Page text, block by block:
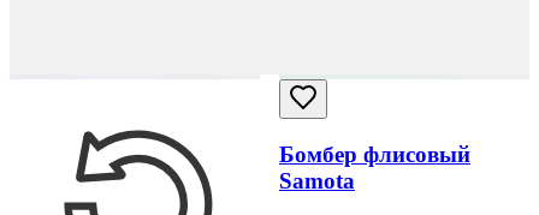
Бомбер флисовый
Samota